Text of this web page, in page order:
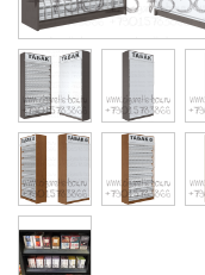
Cigarette